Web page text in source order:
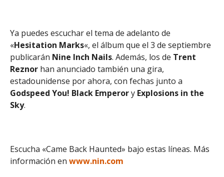
Ya puedes escuchar el tema de adelanto de
«Hesitation Marks«, el álbum que el 3 de septiembre
publicarán Nine Inch Nails. Además, los de Trent
Reznorhan anunciado también una gira,
estadounidense por ahora, con fechas junto a
Godspeed You! Black Emperory Explosions in the
Sky.
Escucha «Came Back Haunted» bajo estas líneas. Más
información en www.nin.com